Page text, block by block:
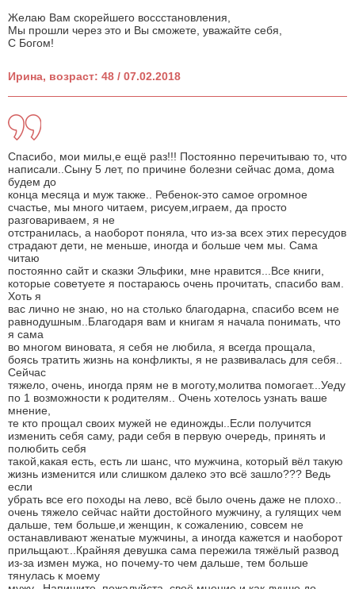
Желаю Вам скорейшего воссстановления,
Мы прошли через это и Вы сможете, уважайте себя,
С Богом!
Ирина, возраст: 48 / 07.02.2018
Спасибо, мои милы,е ещё раз!!! Постоянно перечитываю то, что
написали..Сыну 5 лет, по причине болезни сейчас дома, дома
будем до
конца месяца и муж также.. Ребенок-это самое огромное
счастье, мы много читаем, рисуем,играем, да просто
разговариваем, я не
отстранилась, а наоборот поняла, что из-за всех этих пересудов
страдают дети, не меньше, иногда и больше чем мы. Сама
читаю
постоянно сайт и сказки Эльфики, мне нравится...Все книги,
которые советуете я постараюсь очень прочитать, спасибо вам.
Хоть я
вас лично не знаю, но на столько благодарна, спасибо всем не
равнодушным..Благодаря вам и книгам я начала понимать, что
я сама
во многом виновата, я себя не любила, я всегда прощала,
боясь тратить жизнь на конфликты, я не развивалась для себя..
Сейчас
тяжело, очень, иногда прям не в моготу,молитва помогает...Уеду
по 1 возможности к родителям.. Очень хотелось узнать ваше
мнение,
те кто прощал своих мужей не единожды..Если получится
изменить себя саму, ради себя в первую очередь, принять и
полюбить себя
такой,какая есть, есть ли шанс, что мужчина, который вёл такую
жизнь изменится или слишком далеко это всё зашло??? Ведь
если
убрать все его походы на лево, всё было очень даже не плохо..
очень тяжело сейчас найти достойного мужчину, а гулящих чем
дальше, тем больше,и женщин, к сожалению, совсем не
останавливают женатые мужчины, а иногда кажется и наоборот
прильщают...Крайняя девушка сама пережила тяжёлый развод
из-за измен мужа, но почему-то чем дальше, тем больше
тянулась к моему